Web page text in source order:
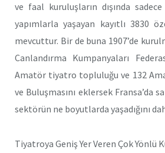
ve faal kuruluşların dışında
yapımlarla yaşayan kayıtlı 3830
mevcuttur. Bir de buna 1907’de
Canlandırma Kumpanyaları
Amatör tiyatro topluluğu ve 132
ve Buluşmasını eklersek Fransa’da
sektörün ne boyutlarda yaşadığını
Tiyatroya Geniş Yer Veren Çok Yönlü